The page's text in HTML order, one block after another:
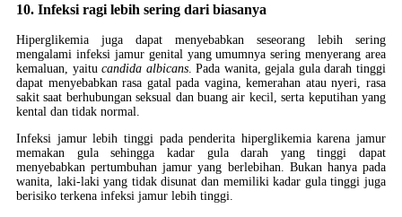
10. Infeksi ragi lebih sering dari biasanya
Hiperglikemia juga dapat menyebabkan seseorang lebih sering
mengalami infeksi jamur genital yang umumnya sering menyerang area
kemaluan, yaitucandida albicans. Pada wanita, gejala gula darah tinggi
dapat menyebabkan rasa gatal pada vagina, kemerahan atau nyeri, rasa
sakit saat berhubungan seksual dan buang air kecil, serta keputihan yang
kental dan tidak normal.
Infeksi jamur lebih tinggi pada penderita hiperglikemia karena jamur
memakan gula sehingga kadar gula darah yang tinggi dapat
menyebabkan pertumbuhan jamur yang berlebihan. Bukan hanya pada
wanita, laki-laki yang tidak disunat dan memiliki kadar gula tinggi juga
berisiko terkena infeksi jamur lebih tinggi.